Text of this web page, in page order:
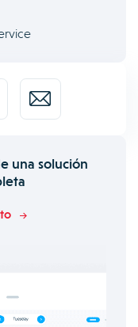
una solución